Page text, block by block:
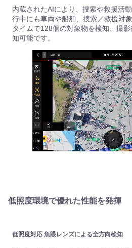
内蔵されたAIにより、捜索や救援活
行中にも車両や船舶、捜索／救援対
タイムで128個の対象物を検知、撮
知可能です。
低照度環境で優れた性能を発揮
低照度対応 魚眼レンズによる全方向検知